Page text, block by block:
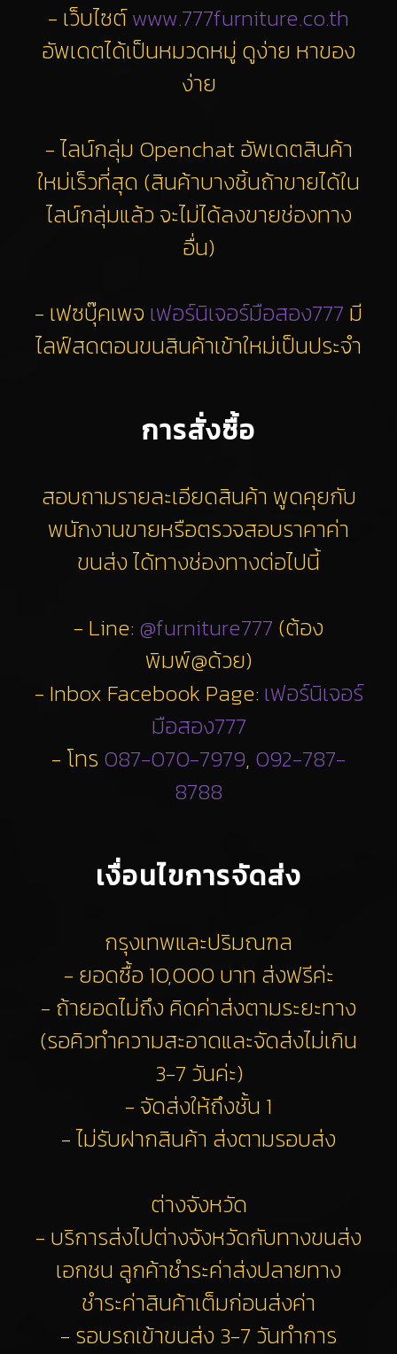
- เว็บไซต์www.777furniture.co.th
อัพเดตได้เป็นหมวดหมู่ ดูง่าย หาของ
ง่าย
- ไลน์กลุ่ม Openchat อัพเดตสินค้า
ใหม่เร็วที่สุด (สินค้าบางชิ้นถ้าขายได้ใน
ไลน์กลุ่มแล้ว จะไม่ได้ลงขายช่องทาง
อื่น)
- เฟซบุ๊คเพจ เฟอร์นิเจอร์มือสอง777 มี
ไลฟ์สดตอนขนสินค้าเข้าใหม่เป็นประจำ
การสั่งซื้อ
สอบถามรายละเอียดสินค้า พูดคุยกับ
พนักงานขายหรือตรวจสอบราคาค่า
ขนส่ง ได้ทางช่องทางต่อไปนี้
- Line: @furniture777 (ต้อง
พิมพ์@ด้วย)
- Inbox Facebook Page: เฟอร์นิเจอร์
มือสอง777
- โทร 087-070-7979, 092-787-
8788
เงื่อนไขการจัดส่ง
กรุงเทพและปริมณฑล
- ยอดซื้อ 10,000 บาท ส่งฟรีค่ะ
- ถ้ายอดไม่ถึง คิดค่าส่งตามระยะทาง
(รอคิวทำความสะอาดและจัดส่งไม่เกิน
3-7 วันค่ะ)
- จัดส่งให้ถึงชั้น 1
- ไม่รับฝากสินค้า ส่งตามรอบส่ง
ต่างจังหวัด
- บริการส่งไปต่างจังหวัดกับทางขนส่ง
เอกชน ลูกค้าชำระค่าส่งปลายทาง
ชำระค่าสินค้าเต็มก่อนส่งค่า
- รอบรถเข้าขนส่ง 3-7 วันทำการ